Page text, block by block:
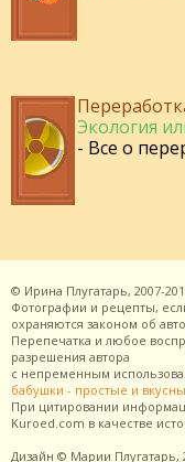
Экология
- Все о
© Ирина Плугатарь, 2007-
Фотографии и рецепты,
охраняются законом об
Перепечатка и любое
разрешения автора
с непременным
бабушки - простые и
При цитировании
Kuroed.com в качестве
Дизайн © Марии Плугатарь,